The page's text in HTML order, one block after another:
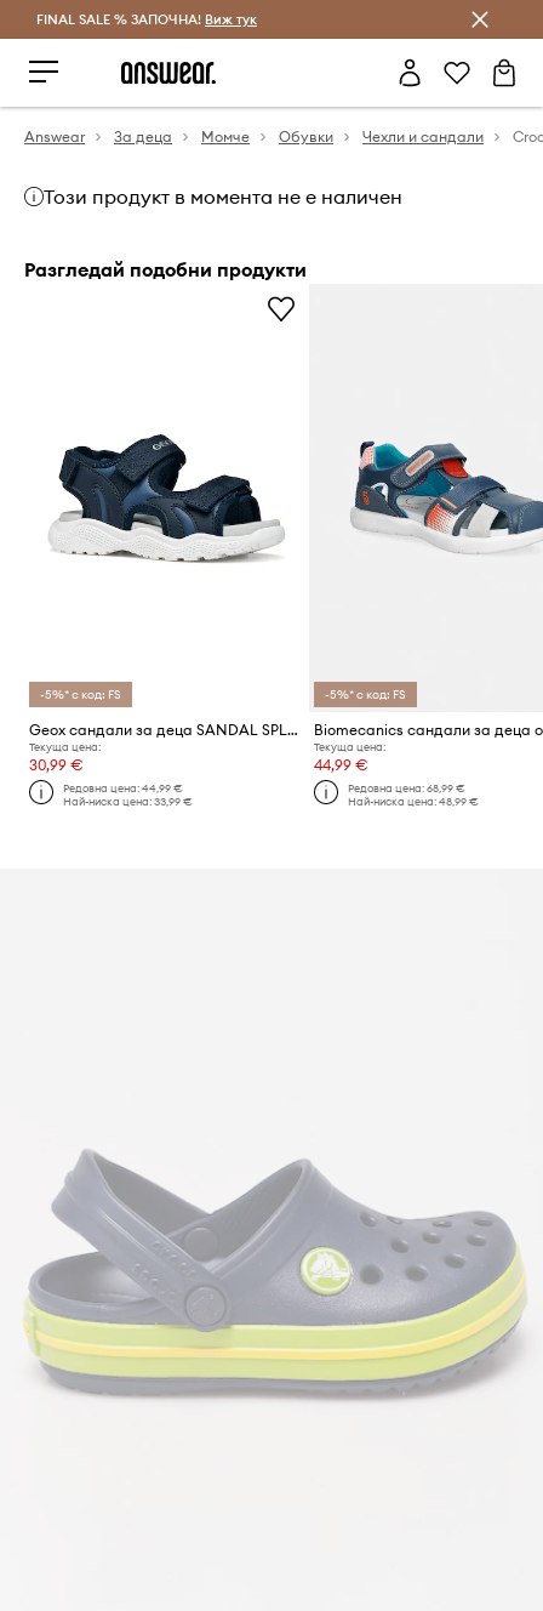
Спестявай с Answear Club
FINAL SALE % ЗАПОЧНА! Виж тук
Answear За деца Момче Обувки Чехли и сандали
Този продукт в момента не е наличен
Разгледай подобни продукти
-5%* с код: FS
Geox сандали за деца SANDAL SPLUSH
Текуща цена:
30,99 €
Редовна цена:44,99 €
Най-ниска цена:33,99 €
-5%* с код: FS
Текуща цена:
44,99 €
Редовна цена: 68,99 €
Най-ниска цена: 48,99 €